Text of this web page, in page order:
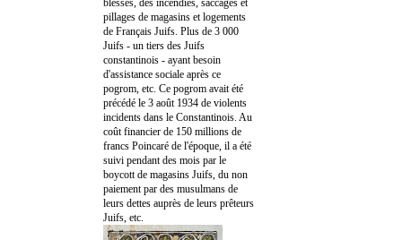
pillages de magasins et logements
de Français Juifs. Plus de 3 000
Juifs - un tiers des Juifs
constantinois - ayant besoin
d'assistance sociale après ce
pogrom, etc. Ce pogrom avait été
précédé le 3 août 1934 de violents
incidents dans le Constantinois. Au
coût financier de 150 millions de
francs Poincaré de l'époque, il a été
suivi pendant des mois par le
boycott de magasins Juifs, du non
paiement par des musulmans de
leurs dettes auprès de leurs prêteurs
Juifs, etc.